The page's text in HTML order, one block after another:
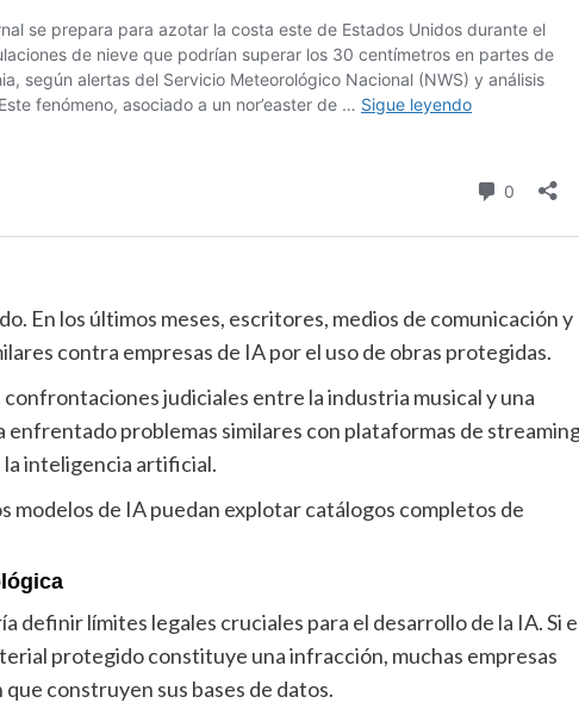
En los últimos meses, escritores, medios de comunicación y
contra empresas de IA por el uso de obras protegidas.
judiciales entre la industria musical y una
enfrentado problemas similares con plataformas de
la inteligencia artificial.
modelos de IA puedan explotar catálogos completos de
definir límites legales cruciales para el desarrollo de la IA. Si
protegido constituye una infracción, muchas empresas
construyen sus bases de datos.